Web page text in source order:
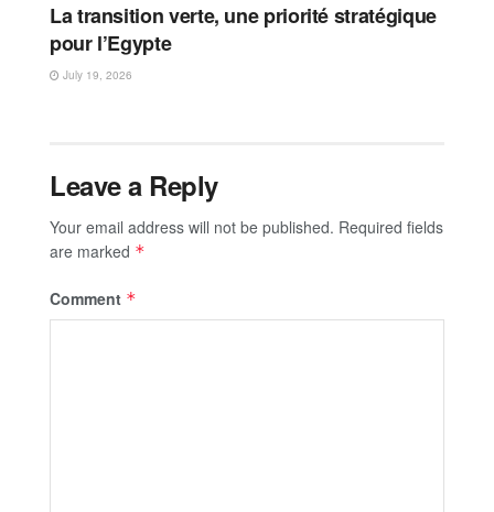
La transition verte, une priorité stratégique
pour l’Egypte
July 19, 2026
Leave a Reply
Your email address will not be published. Required fields
are marked *
Comment *